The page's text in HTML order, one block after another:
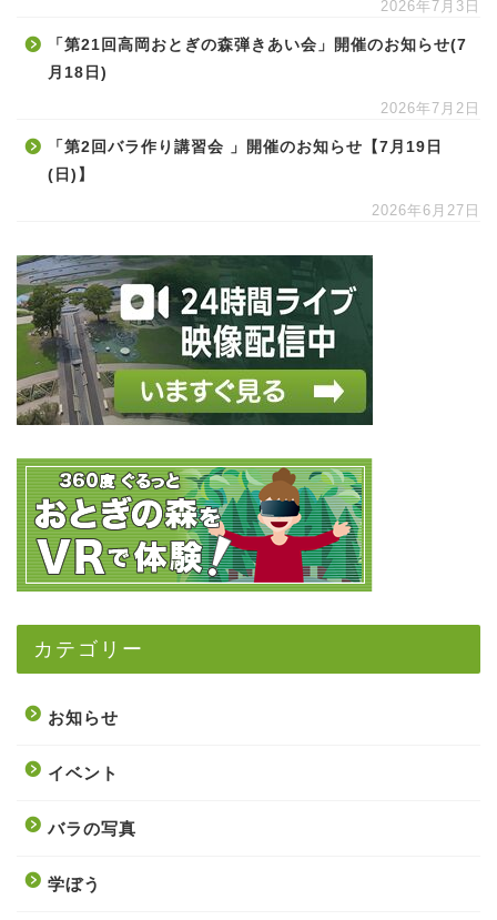
2026年7月3日
「第21回高岡おとぎの森弾きあい会」開催のお知らせ(7
月18日)
2026年7月2日
「第2回バラ作り講習会 」開催のお知らせ【7月19日
(日)】
2026年6月27日
カテゴリー
お知らせ
イベント
バラの写真
学ぼう